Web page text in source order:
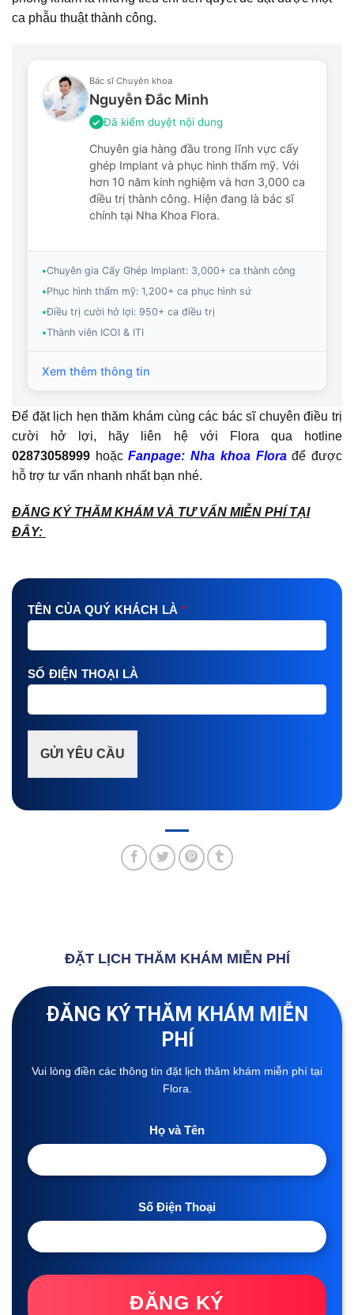
ca phẫu thuật thành công.
Bác sĩ Chuyên khoa
Nguyễn Đắc Minh
✓ Đã kiểm duyệt nội dung
Chuyên gia hàng đầu trong lĩnh vực cấy
ghép Implant và phục hình thẩm mỹ. Với
hơn 10 năm kinh nghiệm và hơn 3,000 ca
điều trị thành công. Hiện đang là bác sĩ
chính tại Nha Khoa Flora.
•Chuyên gia Cấy Ghép Implant: 3,000+ ca thành công
•Phục hình thẩm mỹ: 1,200+ ca phục hình sứ
•Điều trị cười hở lợi: 950+ ca điều trị
•Thành viên ICOI & ITI
Xem thêm thông tin
Để đặt lịch hẹn thăm khám cùng các bác sĩ chuyên điều trị
cười hở lợi, hãy liên hệ với Flora qua hotline
02873058999 hoặcFanpage: Nha khoa Florađể được
hỗ trợ tư vấn nhanh nhất bạn nhé.
ĐĂNG KÝ THĂM KHÁM VÀ TƯ VẤN MIỄN PHÍ TẠI
ĐÂY:
TÊN CỦA QUÝ KHÁCH LÀ *
SỐ ĐIỆN THOẠI LÀ
GỬI YÊU CẦU
ĐẶT LỊCH THĂM KHÁM MIỄN PHÍ
ĐĂNG KÝ THĂM KHÁM MIỄN
PHÍ
Vui lòng điền các thông tin đặt lịch thăm khám miễn phí tại
Flora.
Họ và Tên
Số Điện Thoại
ĐĂNG KÝ